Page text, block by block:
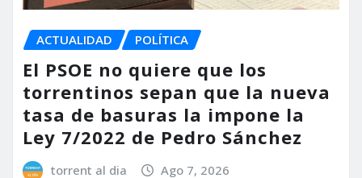
ACTUALIDAD POLÍTICA
El PSOE no quiere que los
torrentinos sepan que la nueva
tasa de basuras la impone la
Ley 7/2022 de Pedro Sánchez
torrent al dia Ago 7, 2026